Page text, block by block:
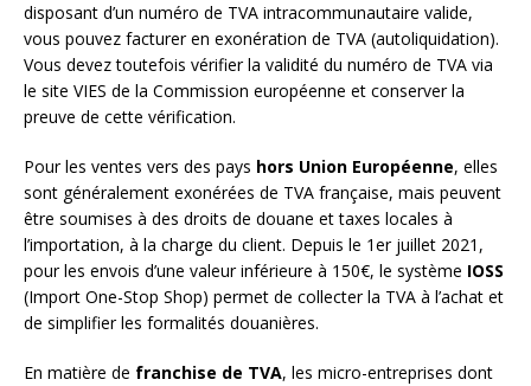
disposant d’un numéro de TVA intracommunautaire valide,
vous pouvez facturer en exonération de TVA (autoliquidation).
Vous devez toutefois vérifier la validité du numéro de TVA via
le site VIES de la Commission européenne et conserver la
preuve de cette vérification.
Pour les ventes vers des pays hors Union Européenne, elles
sont généralement exonérées de TVA française, mais peuvent
être soumises à des droits de douane et taxes locales à
l’importation, à la charge du client. Depuis le 1er juillet 2021,
pour les envois d’une valeur inférieure à 150€, le système IOSS
(Import One-Stop Shop) permet de collecter la TVA à l’achat et
de simplifier les formalités douanières.
En matière de franchise de TVA, les micro-entreprises dont